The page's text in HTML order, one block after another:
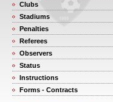
Clubs
Stadiums
Penalties
Referees
Observers
Status
Instructions
Forms - Contracts